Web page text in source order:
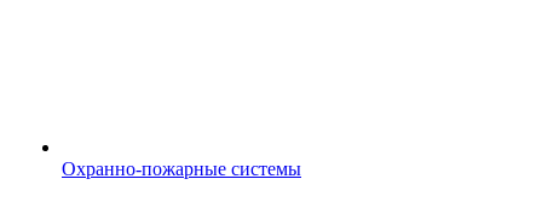
Охранно-пожарные системы